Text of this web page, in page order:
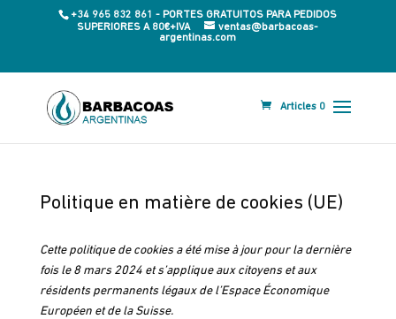
+34 965 832 861 - PORTES GRATUITOS PARA PEDIDOS
SUPERIORES A 80€+IVA
ventas@barbacoas-
argentinas.com
Articles 0
Politique en matière de cookies (UE)
Cette politique de cookies a été mise à jour pour la dernière
fois le 8 mars 2024 et s’applique aux citoyens et aux
résidents permanents légaux de l’Espace Économique
Européen et de la Suisse.